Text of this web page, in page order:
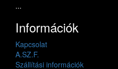
...
Információk
Kapcsolat
A.SZ.F.
Szállítási információk